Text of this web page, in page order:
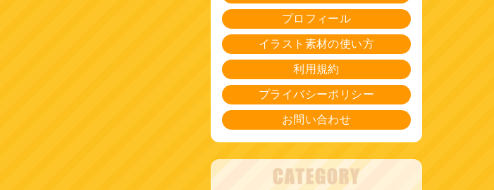
プロフィール
イラスト素材の使い方
利用規約
プライバシーポリシー
お問い合わせ